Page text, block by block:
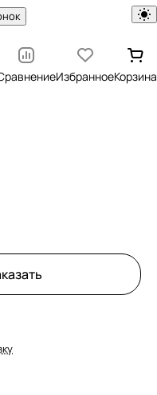
ИзбранноеКорзина